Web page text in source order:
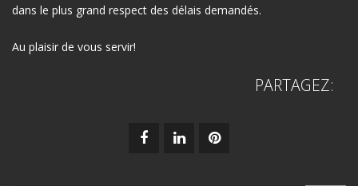
dans le plus grand respect des délais demandés.
Au plaisir de vous servir!
PARTAGEZ: